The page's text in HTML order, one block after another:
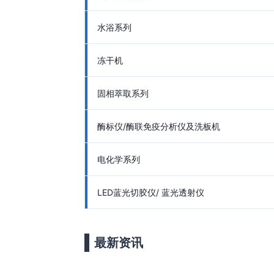
水浴系列
冻干机
固相萃取系列
酶标仪/酶联免疫分析仪及洗板机
电化学系列
LED蓝光切胶仪/ 蓝光透射仪
最新资讯